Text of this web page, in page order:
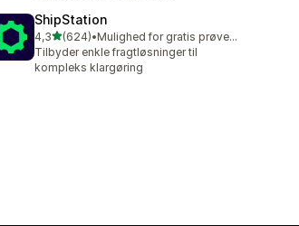
ShipStation
4,3ud af 5 stjerner
(624)
624 anmeldelser i alt
•
Mulighed for gratis prøveperiode
Tilbyder enkle fragtløsninger til
kompleks klargøring